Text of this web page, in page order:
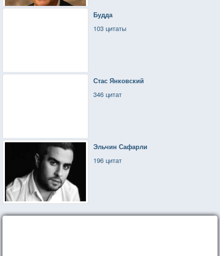
Будда
103 цитаты
Стас Янковский
346 цитат
Эльчин Сафарли
196 цитат